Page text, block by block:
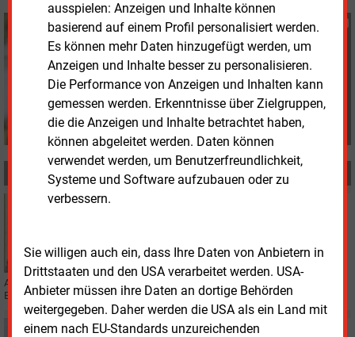
ausspielen: Anzeigen und Inhalte können
basierend auf einem Profil personalisiert werden.
Es können mehr Daten hinzugefügt werden, um
Anzeigen und Inhalte besser zu personalisieren.
Die Performance von Anzeigen und Inhalten kann
gemessen werden. Erkenntnisse über Zielgruppen,
die die Anzeigen und Inhalte betrachtet haben,
können abgeleitet werden. Daten können
verwendet werden, um Benutzerfreundlichkeit,
Systeme und Software aufzubauen oder zu
verbessern.
Sie willigen auch ein, dass Ihre Daten von Anbietern in
Drittstaaten und den USA verarbeitet werden. USA-
Anbieter müssen ihre Daten an dortige Behörden
weitergegeben. Daher werden die USA als ein Land mit
einem nach EU-Standards unzureichenden
Susanne Harmsen
+49 (0) 151 28207503
s.harmsen@energie-
und-management.de
MEHR ZUM THEMA
Ab dem 1. Juli koordiniert Josche Muth die Aktivitäten des dänischen
Energiekonzerns in Deutschland.
Montag, 4.05.2026, 12:19